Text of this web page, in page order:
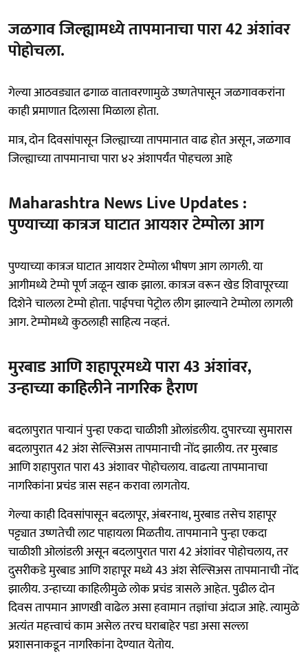
जळगाव जिल्ह्यामध्ये तापमानाचा पारा 42 अंशांवर
पोहोचला.
गेल्या आठवड्यात ढगाळ वातावरणामुळे उष्णतेपासून जळगावकरांना
काही प्रमाणात दिलासा मिळाला होता.
मात्र, दोन दिवसांपासून जिल्ह्याच्या तापमानात वाढ होत असून, जळगाव
जिल्ह्याच्या तापमानाचा पारा ४२ अंशापर्यंत पोहचला आहे
Maharashtra News Live Updates :
पुण्याच्या कात्रज घाटात आयशर टेम्पोला आग
पुण्याच्या कात्रज घाटात आयशर टेम्पोला भीषण आग लागली. या
आगीमध्ये टेम्पो पूर्ण जळून खाक झाला. कात्रज वरून खेड शिवापूरच्या
दिशेने चालला टेम्पो होता. पाईपचा पेट्रोल लीग झाल्याने टेम्पोला लागली
आग. टेम्पोमध्ये कुठलाही साहित्य नव्हतं.
मुरबाड आणि शहापूरमध्ये पारा 43 अंशांवर,
उन्हाच्या काहिलीने नागरिक हैराण
बदलापुरात पाऱ्यानं पुन्हा एकदा चाळीशी ओलांडलीय. दुपारच्या सुमारास
बदलापुरात 42 अंश सेल्सिअस तापमानाची नोंद झालीय. तर मुरबाड
आणि शहापुरात पारा 43 अंशावर पोहोचलाय. वाढत्या तापमानाचा
नागरिकांना प्रचंड त्रास सहन करावा लागतोय.
गेल्या काही दिवसांपासून बदलापूर, अंबरनाथ, मुरबाड तसेच शहापूर
पट्ट्यात उष्णतेची लाट पाहायला मिळतीय. तापमानाने पुन्हा एकदा
चाळीशी ओलांडली असून बदलापुरात पारा 42 अंशांवर पोहोचलाय, तर
दुसरीकडे मुरबाड आणि शहापूर मध्ये 43 अंश सेल्सिअस तापमानाची नोंद
झालीय. उन्हाच्या काहिलीमुळे लोक प्रचंड त्रासले आहेत. पुढील दोन
दिवस तापमान आणखी वाढेल असा हवामान तज्ञांचा अंदाज आहे. त्यामुळे
अत्यंत महत्त्वाचं काम असेल तरच घराबाहेर पडा असा सल्ला
प्रशासनाकडून नागरिकांना देण्यात येतोय.